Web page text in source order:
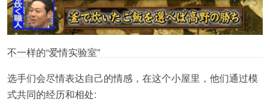
不一样的“爱情实验室”
选手们会尽情表达自己的情感，在这个小屋里，他们通过模
式共同的经历和相处: